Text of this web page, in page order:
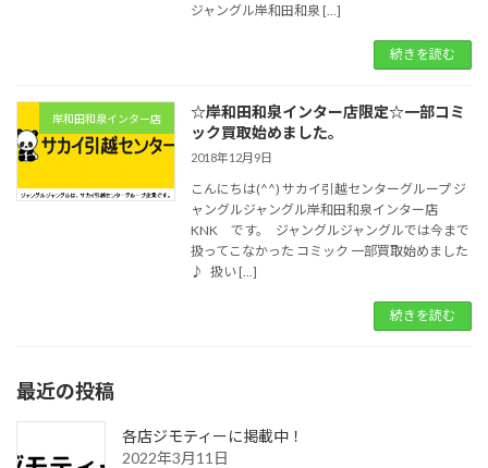
ジャングル岸和田和泉 […]
続きを読む
岸和田和泉インター店
☆岸和田和泉インター店限定☆一部コミ
ック買取始めました。
2018年12月9日
こんにちは(^^) サカイ引越センターグループ ジ
ャングルジャングル岸和田和泉インター店
KNK です。 ジャングルジャングルでは今まで
扱ってこなかった コミック 一部買取始めました
♪ 扱い […]
続きを読む
最近の投稿
各店ジモティーに掲載中！
2022年3月11日